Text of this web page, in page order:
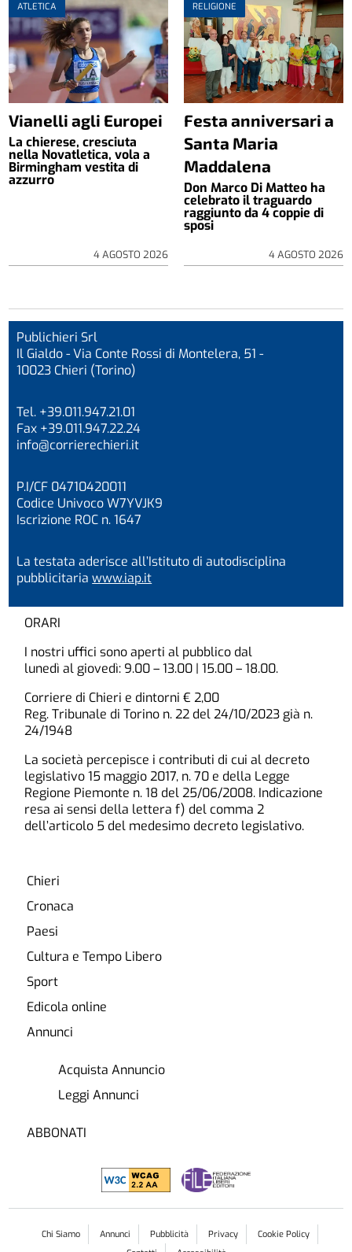
ATLETICA
Vianelli agli Europei
La chierese, cresciuta
nella Novatletica, vola a
Birmingham vestita di
azzurro
4 AGOSTO 2026
RELIGIONE
Festa anniversari a
Santa Maria
Maddalena
Don Marco Di Matteo ha
celebrato il traguardo
raggiunto da 4 coppie di
sposi
4 AGOSTO 2026
Publichieri Srl
Il Gialdo - Via Conte Rossi di Montelera, 51 -
10023 Chieri (Torino)
Tel. +39.011.947.21.01
Fax +39.011.947.22.24
info@corrierechieri.it
P.I/CF 04710420011
Codice Univoco W7YVJK9
Iscrizione ROC n. 1647
La testata aderisce all’Istituto di autodisciplina
pubblicitariawww.iap.it
ORARI
I nostri uffici sono aperti al pubblico dal
lunedì al giovedì: 9.00 – 13.00 | 15.00 – 18.00.
Corriere di Chieri e dintorni € 2,00
Reg. Tribunale di Torino n. 22 del 24/10/2023 già n.
24/1948
La società percepisce i contributi di cui al decreto
legislativo 15 maggio 2017, n. 70 e della Legge
Regione Piemonte n. 18 del 25/06/2008. Indicazione
resa ai sensi della lettera f) del comma 2
dell’articolo 5 del medesimo decreto legislativo.
Chieri
Cronaca
Paesi
Cultura e Tempo Libero
Sport
Edicola online
Annunci
Acquista Annuncio
Leggi Annunci
ABBONATI
Chi Siamo Annunci Pubblicità Privacy
Cookie Policy